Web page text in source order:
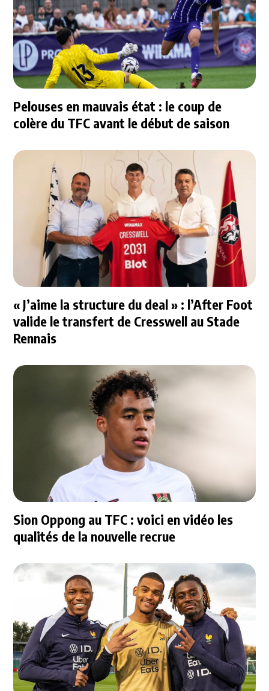
Pelouses en mauvais état : le coup de
colère du TFC avant le début de saison
« J’aime la structure du deal » : l’After Foot
valide le transfert de Cresswell au Stade
Rennais
Sion Oppong au TFC : voici en vidéo les
qualités de la nouvelle recrue